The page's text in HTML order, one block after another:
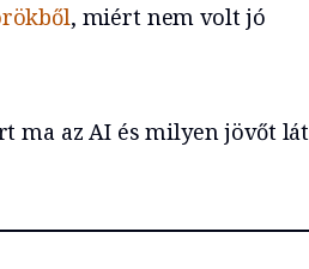
, miért nem volt jó
ma az AI és milyen jövőt lát